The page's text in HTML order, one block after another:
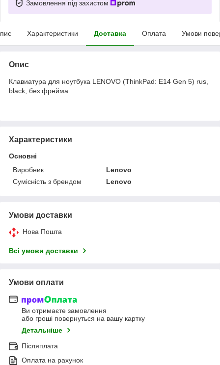
Замовлення під захистом
Характеристики Доставка Оплата Умови
Опис
Клавиатура для ноутбука LENOVO (ThinkPad: E14 Gen 5) rus,
black, без фрейма
Характеристики
Основні
Виробник
Lenovo
Сумісність з брендом
Lenovo
Умови доставки
Нова Пошта
Всі умови доставки
Умови оплати
Ви отримаєте замовлення
або гроші повернуться на вашу картку
Детальніше
Післяплата
Оплата на рахунок